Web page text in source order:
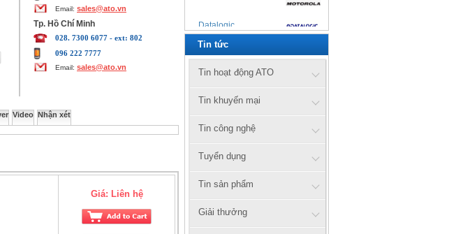
Email: sales@ato.vn
Tp. Hồ Chí Minh
028. 7300 6077 - ext: 802
096 222 7777
Email: sales@ato.vn
Video Nhận xét
Giá: Liên hệ
Datalogic
Zebex
Cipherlab
Xprinter
Honeywell
Zebra
axiomtek
Tin tức
Tin hoạt động ATO
Tin khuyến mại
Tin công nghệ
Tuyển dụng
Tin sản phẩm
Giải thưởng